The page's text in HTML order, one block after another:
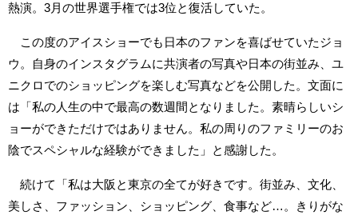
熱演。3月の世界選手権では3位と復活していた。
この度のアイスショーでも日本のファンを喜ばせていたジョ
ウ。自身のインスタグラムに共演者の写真や日本の街並み、ユ
ニクロでのショッピングを楽しむ写真などを公開した。文面に
は「私の人生の中で最高の数週間となりました。素晴らしいシ
ョーができただけではありません。私の周りのファミリーのお
陰でスペシャルな経験ができました」と感謝した。
続けて「私は大阪と東京の全てが好きです。街並み、文化、
美しさ、ファッション、ショッピング、食事など…。きりがな